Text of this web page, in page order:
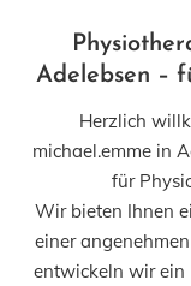
Adelebsen –
Herzlich
michael.emme in
für
Wir bieten Ihnen
einer
entwickeln wir ein